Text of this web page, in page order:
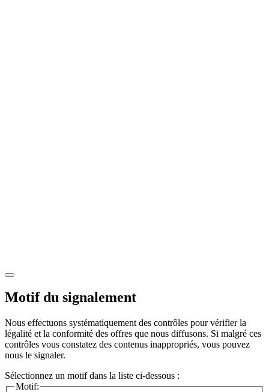
Motif du signalement
Nous effectuons systématiquement des contrôles pour vérifier la
légalité et la conformité des offres que nous diffusons. Si malgré ces
contrôles vous constatez des contenus inappropriés, vous pouvez
nous le signaler.
Sélectionnez un motif dans la liste ci-dessous :
Motif: